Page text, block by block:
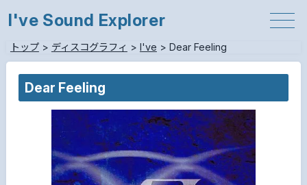
I've Sound Explorer
トップ> ディスコグラフィ > I've > Dear Feeling
Dear Feeling